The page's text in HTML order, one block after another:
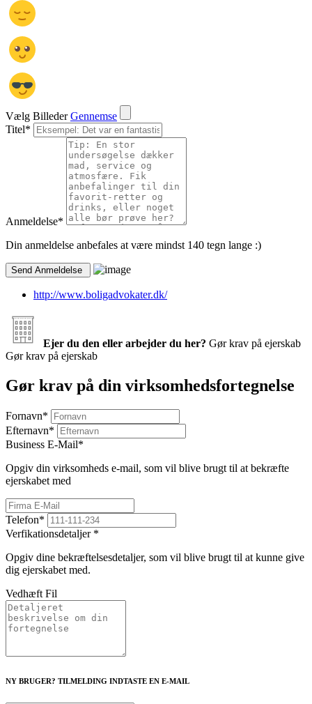
Vælg Billeder Gennemse
Titel*
Anmeldelse*
Din anmeldelse anbefales at være mindst 140 tegn lange :)
http://www.boligadvokater.dk/
Ejer du den eller arbejder du her? Gør krav på ejerskab
Gør krav på ejerskab
Gør krav på din virksomhedsfortegnelse
Fornavn*
Efternavn*
Business E-Mail*
Opgiv din virksomheds e-mail, som vil blive brugt til at bekræfte
ejerskabet med
Telefon*
Verfikationsdetaljer *
Opgiv dine bekræftelsesdetaljer, som vil blive brugt til at kunne give
dig ejerskabet med.
Vedhæft Fil
NY BRUGER? TILMELDING INDTASTE EN E-MAIL